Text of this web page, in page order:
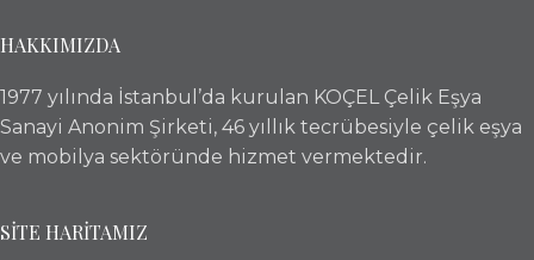
HAKKIMIZDA
1977 yılında İstanbul’da kurulan KOÇEL Çelik Eşya
Sanayi Anonim Şirketi, 46 yıllık tecrübesiyle çelik eşya
ve mobilya sektöründe hizmet vermektedir.
SİTE HARİTAMIZ